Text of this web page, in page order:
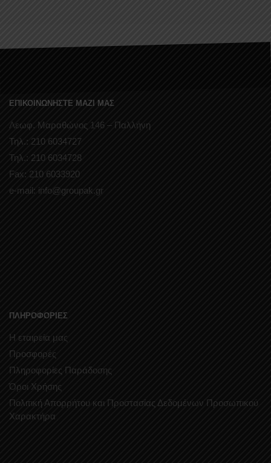
ΕΠΙΚΟΙΝΩΝΗΣΤΕ ΜΑΖΙ ΜΑΣ
Λεωφ. Μαραθώνος 146 – Παλλήνη
Τηλ.: 210 6034727
Τηλ.: 210 6034728
Fax: 210 6033920
e-mail: info@groupak.gr
ΠΛΗΡΟΦΟΡΙΕΣ
Η εταιρεία μας
Προσφορές
Πληροφορίες Παράδοσης
Όροι Χρήσης
Πολιτική Απορρήτου και Προστασίας Δεδομένων Προσωπικού
Χαρακτήρα